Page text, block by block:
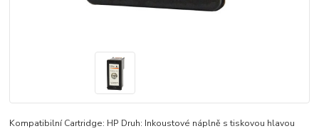
Kompatibilní Cartridge: HP Druh: Inkoustové náplně s tiskovou hlavou